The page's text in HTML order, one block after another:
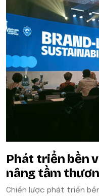
Phát triển bền
nâng tầm
Chiến lược phát triển